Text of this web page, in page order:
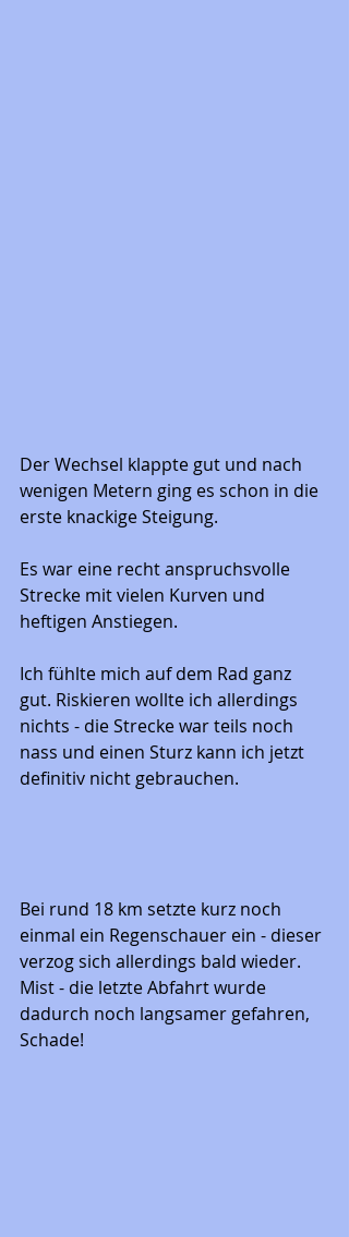
Der Wechsel klappte gut und nach
wenigen Metern ging es schon in die
erste knackige Steigung.
Es war eine recht anspruchsvolle
Strecke mit vielen Kurven und
heftigen Anstiegen.
Ich fühlte mich auf dem Rad ganz
gut. Riskieren wollte ich allerdings
nichts - die Strecke war teils noch
nass und einen Sturz kann ich jetzt
definitiv nicht gebrauchen.
Bei rund 18 km setzte kurz noch
einmal ein Regenschauer ein - dieser
verzog sich allerdings bald wieder.
Mist - die letzte Abfahrt wurde
dadurch noch langsamer gefahren,
Schade!